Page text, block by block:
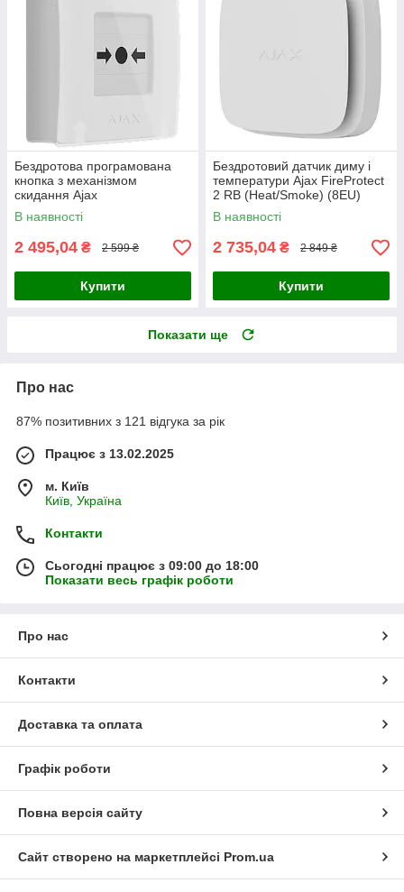
Бездротова програмована
кнопка з механізмом
скидання Ajax
ManualCallPoint Jeweller
White
В наявності
2 495,04 ₴ 2 599 ₴
Купити
Бездротовий датчик диму і
температури Ajax FireProtect
2 RB (Heat/Smoke) (8EU)
White
В наявності
2 735,04 ₴ 2 849 ₴
Купити
Показати ще
Про нас
87% позитивних з 121 відгука за рік
Працює з 13.02.2025
м. Київ
Київ, Україна
Контакти
Сьогодні працює з 09:00 до 18:00
Показати весь графік роботи
Про нас
Контакти
Доставка та оплата
Графік роботи
Повна версія сайту
Сайт створено на маркетплейсі Prom.ua